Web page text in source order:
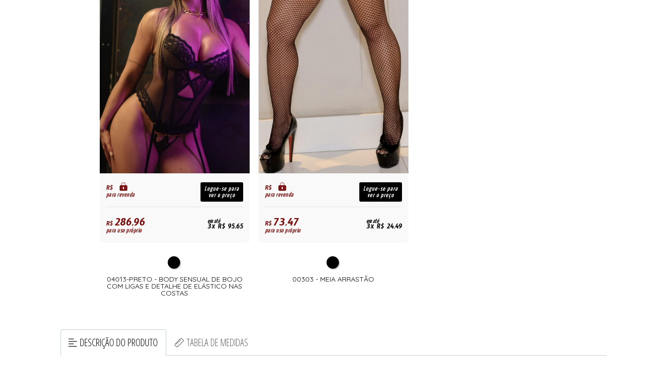
R$
para revenda
Logue-se para
ver o preço
R$286,96
para uso próprio
em até
3x R$ 95,65
04013-PRETO - BODY SENSUAL DE BOJO
COM LIGAS E DETALHE DE ELÁSTICO NAS
COSTAS
R$
para revenda
Logue-se para
ver o preço
R$73,47
para uso próprio
em até
3x R$ 24,49
00303 - MEIA ARRASTÃO
DESCRIÇÃO DO PRODUTO TABELA DE MEDIDAS